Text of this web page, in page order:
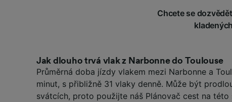
Chcete se
Jak dlouho trvá vlak z Narbonne do Toulouse
Průměrná doba jízdy vlakem mezi Narbonne a
minut, s přibližně 31 vlaky denně. Může být
svátcích, proto použijte náš Plánovač cest na